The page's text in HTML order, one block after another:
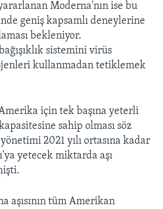
Moderna'nın ise bu
geniş kapsamlı deneylerine
bekleniyor.
sistemini virüs
kullanmadan tetiklemek
için tek başına yeterli
sahip olması söz
2021 yılı ortasına kadar
yetecek miktarda aşı
aşısının tüm Amerikan